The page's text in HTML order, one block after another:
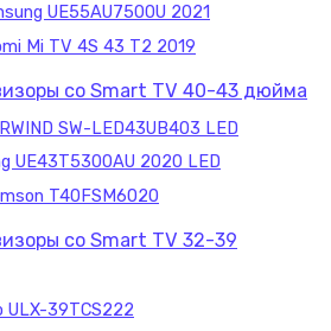
UE55AU7500U 2021
Mi TV 4S 43 T2 2019
со Smart TV 40-43 дюйма
SW-LED43UB403 LED
UE43T5300AU 2020 LED
T40FSM6020
со Smart TV 32-39
ULX-39TCS222